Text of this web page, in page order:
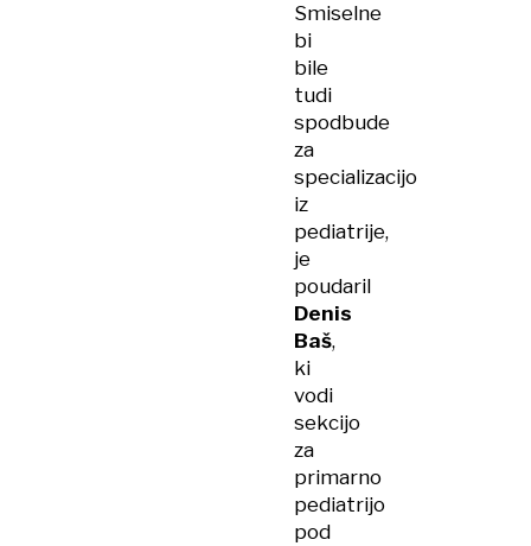
Smiselne
bi
bile
tudi
spodbude
za
specializacijo
iz
pediatrije,
je
poudaril
Denis
Baš,
ki
vodi
sekcijo
za
primarno
pediatrijo
pod